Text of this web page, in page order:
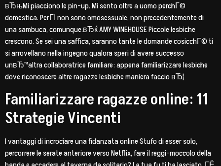
вЂњMi piacciono le pin-up. Mi sento oltre a uomo perchГ©
domestica. PerГІ non sono omosessuale, non precedentemente di
una sambuca, comunque.вЂќ AMY WINEHOUSE Piccole lesbiche
crescono. Se sei una saffica, saranno tante le domande cosicchГ© ti
si arrovellano nella ingegno qualora speri di avere successo
unвЂ™altra collaboratrice familiare: appena familiarizzare lesbiche
dove riconoscere altre ragazze lesbiche maniera faccio вЂ¦
Familiarizzare ragazze online: 11
Strategie Vincenti
I vantaggi di incrociare una fidanzata online Stufo di esser solo,
percorrere le serate anteriore verso Netflix, fare il reggi-moccolo della